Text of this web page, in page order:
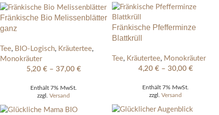
Fränkische Bio Melissenblätter
ganz
Tee, BIO-Logisch, Kräutertee,
Monokräuter
5,20 € – 37,00 €
Enthält 7% MwSt.
zzgl. Versand
Fränkische Pfefferminze
Blattkrüll
Tee, Kräutertee, Monokräuter
4,20 € – 30,00 €
Enthält 7% MwSt.
zzgl. Versand